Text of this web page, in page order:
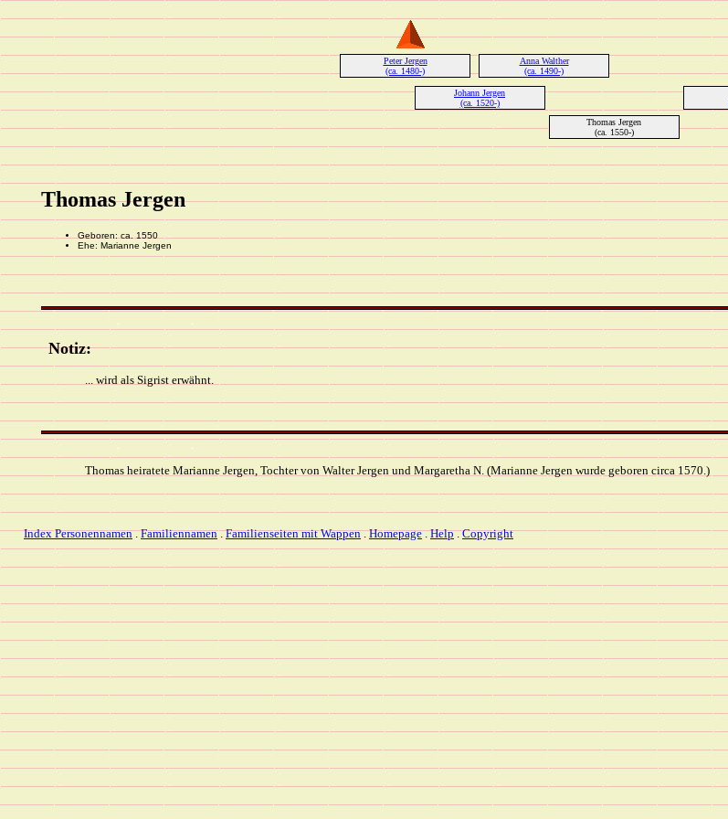
Peter Jergen
(ca. 1480-)
Anna Walther
(ca. 1490-)
Johann Jergen
(ca. 1520-)
Thomas Jergen
(ca. 1550-)
Thomas Jergen
Geboren: ca. 1550
Ehe: Marianne Jergen
Notiz:
... wird als Sigrist erwähnt.
Thomas heiratete Marianne Jergen, Tochter von Walter Jergen und Margaretha N. (Marianne Jergen wurde geboren circa 1570.)
Index Personennamen.Familiennamen.Familienseiten mit Wappen.Homepage.Help.Copyright